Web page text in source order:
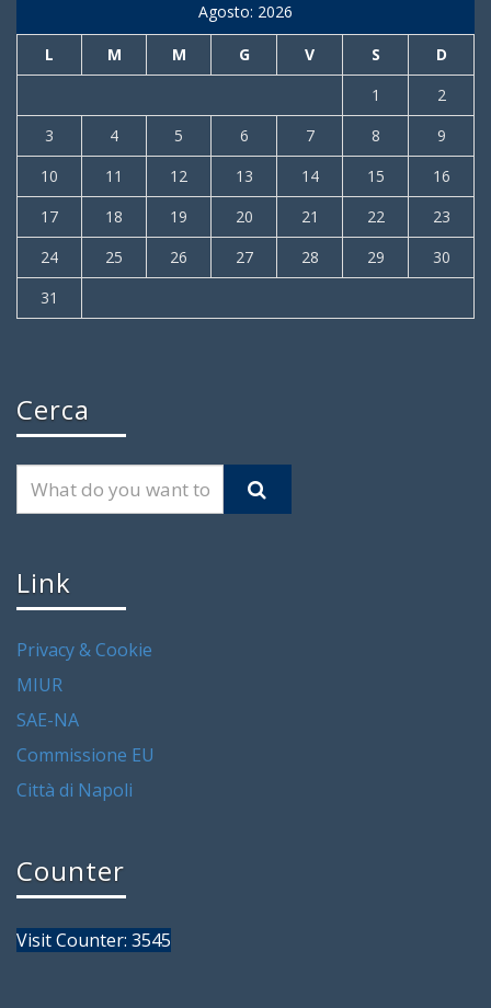
Agosto: 2026
L M M G V S
D
1
2
3
4 5 6 7 8
9
10
11 12 13 14 15
16
17
18 19 20 21 22
23
24
25 26 27 28 29
30
31
Cerca
Link
Privacy & Cookie
MIUR
SAE-NA
Commissione EU
Città di Napoli
Counter
Visit Counter: 3545